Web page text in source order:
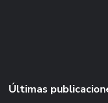
Últimas